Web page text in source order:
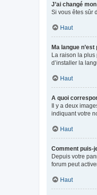
J’ai changé
Si vous êtes sûr
Haut
Ma langue
La raison la plus
d’installer la
Haut
A quoi
Il y a deux
indiquant votre
Haut
Comment puis-
Depuis votre
forum peut
Haut